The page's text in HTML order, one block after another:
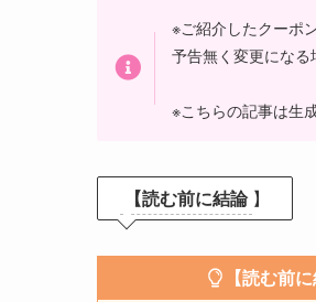
※ご紹介したクーポ
予告無く変更になる
※こちらの記事は生
【読む前に結論 】
【読む前に